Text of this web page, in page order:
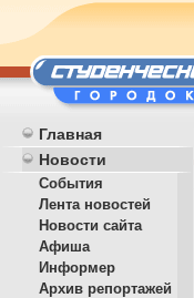
Главная
Новости
События
Лента новостей
Новости сайта
Афиша
Информер
Архив репортажей